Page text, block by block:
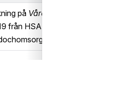
på Vårdcentral
från HSA, tidigare via